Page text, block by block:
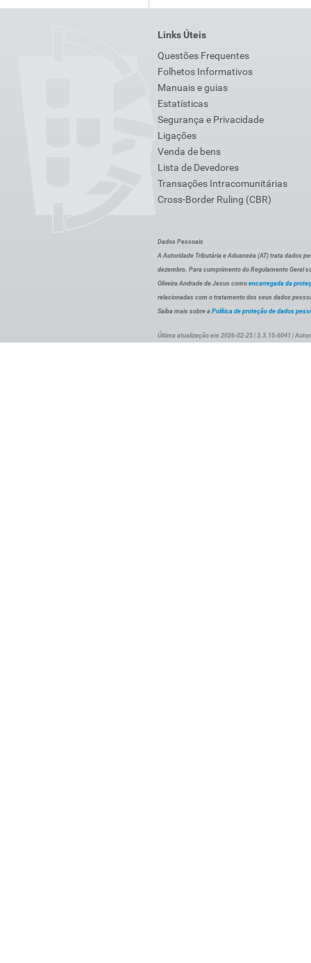
Links Úteis
Questões Frequentes
Folhetos Informativos
Manuais e guias
Estatísticas
Segurança e Privacidade
Ligações
Venda de bens
Lista de Devedores
Transações Intracomunitárias
Cross-Border Ruling (CBR)
Dados Pessoais
A Autoridade Tributária e Aduaneira (AT) trata dados
dezembro. Para cumprimento do Regulamento Geral
Oliveira Andrade de Jesus como encarregada da
relacionadas com o tratamento dos seus dados
Saiba mais sobre a Política de proteção de dados
Última atualização em 2026-02-25 | 3.3.15-6041 |